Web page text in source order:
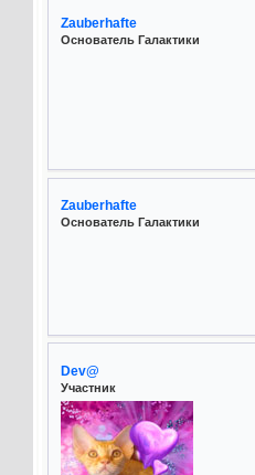
Zauberhafte
Основатель Галактики
Zauberhafte
Основатель Галактики
Dev@
Участник